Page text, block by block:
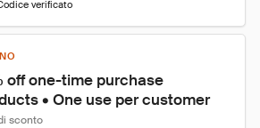
verificato
off one-time purchase
• One use per customer
sconto